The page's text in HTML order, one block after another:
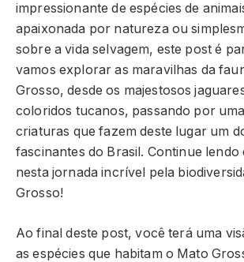
impressionante de espécies de
apaixonada por natureza ou
sobre a vida selvagem, este post é
vamos explorar as maravilhas da
Grosso, desde os majestosos
coloridos tucanos, passando por
criaturas que fazem deste lugar um
fascinantes do Brasil. Continue lendo
nesta jornada incrível pela
Grosso!
Ao final deste post, você terá uma
as espécies que habitam o Mato